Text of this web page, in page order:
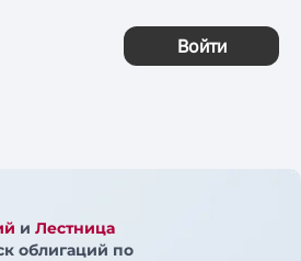
Войти
и Лестница
облигаций по